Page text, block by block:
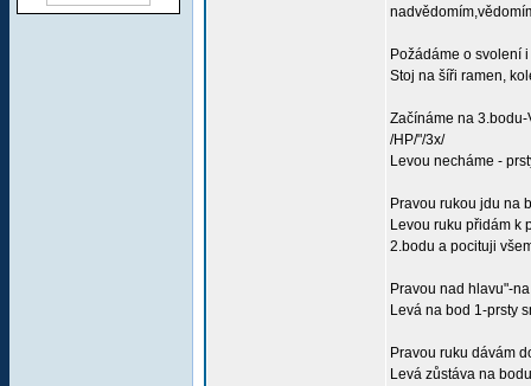
Požádáme o svolení
Stoj na šíři ramen,
Začínáme na
/HP/"/3x/
Levou necháme -
Pravou rukou jdu na
Levou ruku přidám k
2.bodu a pocituji
Pravou nad hlavu"-
Levá na bod 1-prsty
Pravou ruku dávám
Levá zůstáva na